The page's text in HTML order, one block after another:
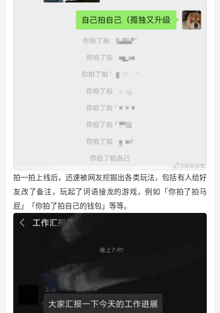
拍一拍上线后，迅速被网友挖掘出各类玩法，包括有人给好
友改了备注，玩起了词语接龙的游戏，例如「你拍了拍马
屁」「你拍了拍自己的钱包」等等。